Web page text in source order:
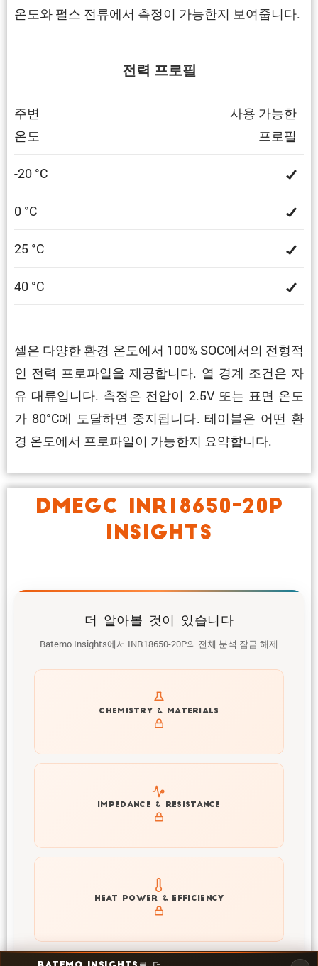
온도와 펄스 전류에서 측정이 가능한지 보여줍니다.
전력 프로필
주변
온도
사용 가능한
프로필
-20 °C
0 °C
25 °C
40 °C
셀은 다양한 환경 온도에서 100% SOC에서의 전형적
인 전력 프로파일을 제공합니다. 열 경계 조건은 자
유 대류입니다. 측정은 전압이 2.5V 또는 표면 온도
가 80°C에 도달하면 중지됩니다. 테이블은 어떤 환
경 온도에서 프로파일이 가능한지 요약합니다.
DMEGC INR18650-20P
INSIGHTS
더 알아볼 것이 있습니다
Batemo Insights에서 INR18650-20P의 전체 분석 잠금 해제
CHEMISTRY & MATERIALS
Get to know active materials for the INR18650-20P
IMPEDANCE & RESISTANCE
Explore impedance spectrum and DCIR (SOC, T) of
INR18650-20P
HEAT POWER & EFFICIENCY
Explore heat generation and cell efficiency at different
temperatures and powers of INR18650-20P